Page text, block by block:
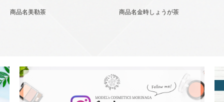
商品名美勒茶 商品名金時しょうが茶